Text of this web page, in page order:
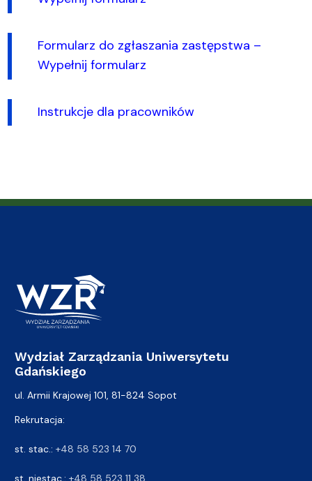
Formularz do zgłaszania zastępstwa –
Wypełnij formularz
Instrukcje dla pracowników
Wydział Zarządzania Uniwersytetu
Gdańskiego
ul. Armii Krajowej 101, 81-824 Sopot
Rekrutacja:
st. stac.: +48 58 523 14 70
st. niestac.: +48 58 523 11 38